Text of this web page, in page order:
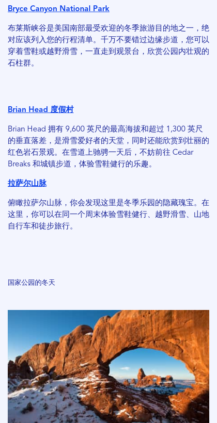
Bryce Canyon National Park
布莱斯峡谷是美国南部最受欢迎的冬季旅游目的地之一，绝
对应该列入您的行程清单。千万不要错过边缘步道，您可以
穿着雪鞋或越野滑雪，一直走到观景台，欣赏公园内壮观的
石柱群。
Brian Head 度假村
Brian Head 拥有 9,600 英尺的最高海拔和超过 1,300 英尺
的垂直落差，是滑雪爱好者的天堂，同时还能欣赏到壮丽的
红色岩石景观。在雪道上驰骋一天后，不妨前往 Cedar
Breaks 和城镇步道，体验雪鞋健行的乐趣。
拉萨尔山脉
俯瞰拉萨尔山脉，你会发现这里是冬季乐园的隐藏瑰宝。在
这里，你可以在同一个周末体验雪鞋健行、越野滑雪、山地
自行车和徒步旅行。
国家公园的冬天